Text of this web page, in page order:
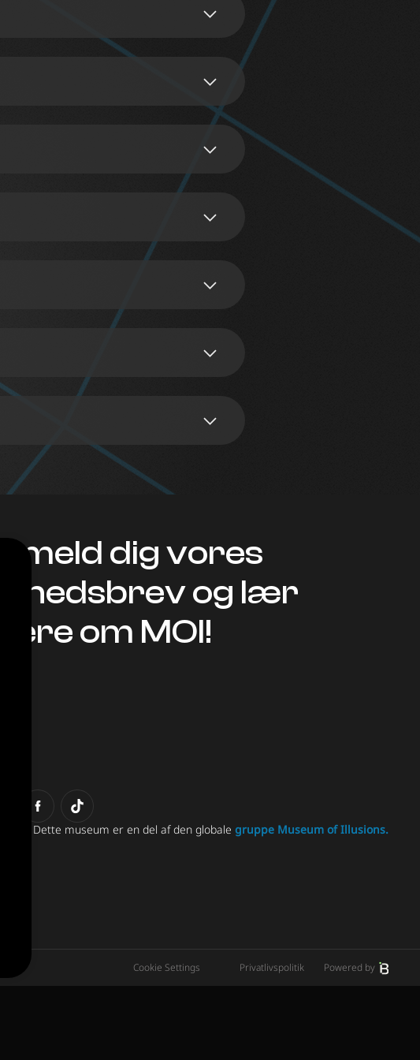
Tilmeld dig vores
nyhedsbrev og lær
om MOI!
Dette museum er en del af den globale gruppe Museum of Illusions.
Cookie Settings Privatlivspolitik Powered by